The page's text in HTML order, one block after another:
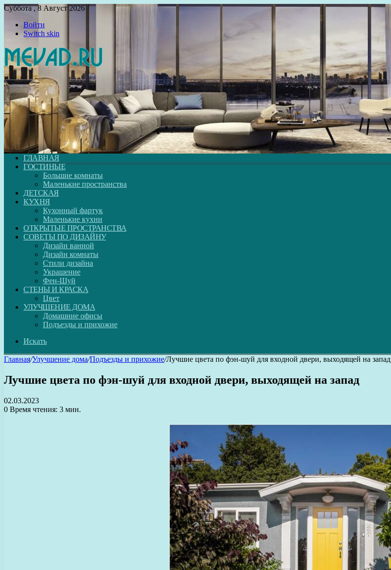
Суббота , 8 Август 2026
Войти
Switch skin
ГЛАВНАЯ
ГОСТИНЫЕ
Большие комнаты
Маленькие пространства
ДЕТСКАЯ
КУХНЯ
Кухонный фартук
Маленькие кухни
ОТКРЫТЫЕ ПРОСТРАНСТВА
СОВЕТЫ ПО ДИЗАЙНУ
Дизайн ванной
Дизайн комнаты
Стили дизайна
Украшение
Фен-Шуй
СТЕНЫ И КРАСКА
Цвет
УЛУЧШЕНИЕ ДОМА
Домашние офисы
Подъезды и прихожие
Искать
Главная/Улучшение дома/Подъезды и прихожие/Лучшие цвета по фэн-шуй для входной двери, выходящей на запад
Лучшие цвета по фэн-шуй для входной двери, выходящей на запад
02.03.2023
0 Время чтения: 3 мин.